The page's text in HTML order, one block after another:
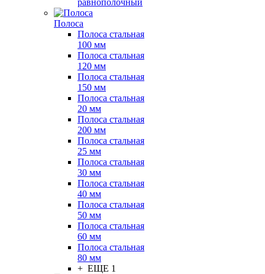
равнополочный
Полоса
Полоса стальная
100 мм
Полоса стальная
120 мм
Полоса стальная
150 мм
Полоса стальная
20 мм
Полоса стальная
200 мм
Полоса стальная
25 мм
Полоса стальная
30 мм
Полоса стальная
40 мм
Полоса стальная
50 мм
Полоса стальная
60 мм
Полоса стальная
80 мм
+ ЕЩЕ 1